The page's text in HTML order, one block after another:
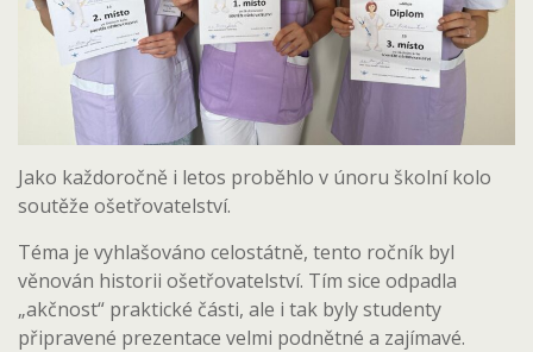
Jako každoročně i letos proběhlo v únoru školní kolo
soutěže ošetřovatelství.
Téma je vyhlašováno celostátně, tento ročník byl
věnován historii ošetřovatelství. Tím sice odpadla
„akčnost“ praktické části, ale i tak byly studenty
připravené prezentace velmi podnětné a zajímavé.